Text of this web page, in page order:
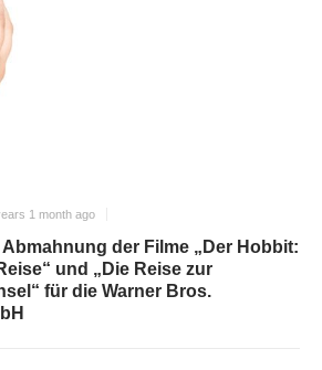
1 month ago
der Filme „Der Hobbit:
und „Die Reise zur
für die Warner Bros.